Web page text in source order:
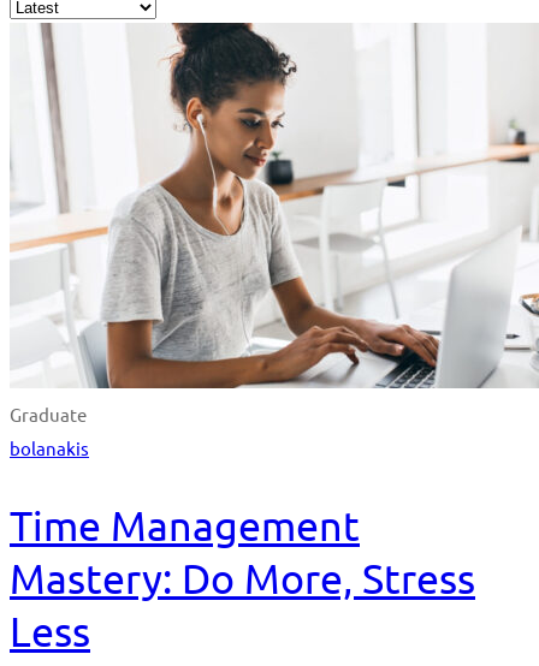
Graduate
bolanakis
Time Management
Mastery: Do More, Stress
Less